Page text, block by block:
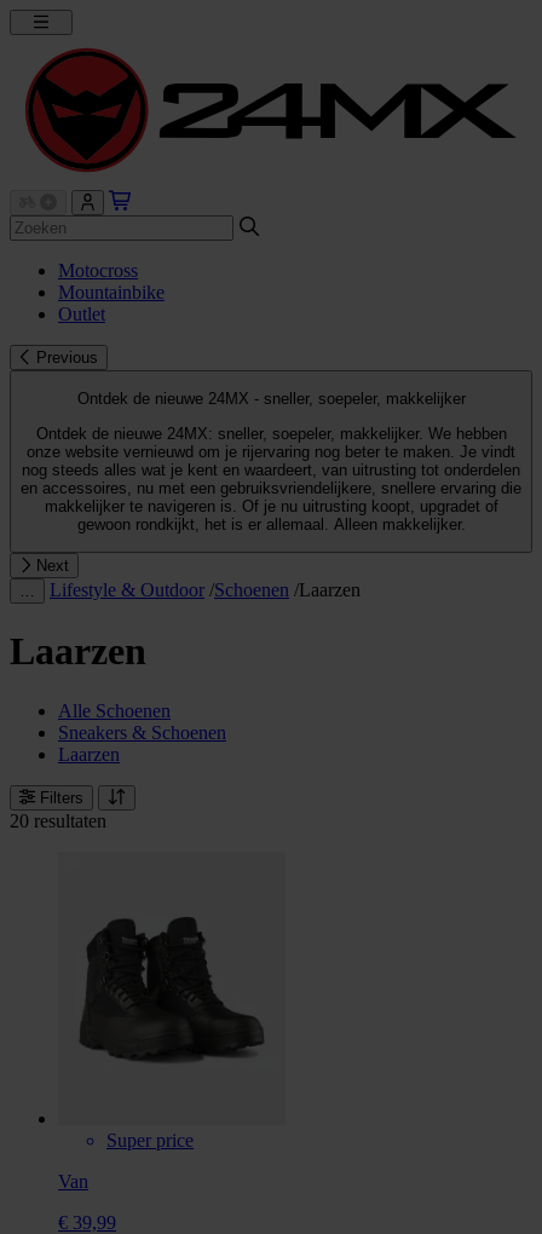
Motocross
Mountainbike
Outlet
Previous
Ontdek de nieuwe 24MX - sneller, soepeler, makkelijker
Ontdek de nieuwe 24MX: sneller, soepeler, makkelijker. We hebben
onze website vernieuwd om je rijervaring nog beter te maken. Je vindt
nog steeds alles wat je kent en waardeert, van uitrusting tot onderdelen
en accessoires, nu met een gebruiksvriendelijkere, snellere ervaring die
makkelijker te navigeren is. Of je nu uitrusting koopt, upgradet of
gewoon rondkijkt, het is er allemaal. Alleen makkelijker.
Next
Lifestyle & Outdoor /Schoenen /Laarzen
Laarzen
Alle Schoenen
Sneakers & Schoenen
Laarzen
Filters
20 resultaten
Super price
Van
€ 39,99